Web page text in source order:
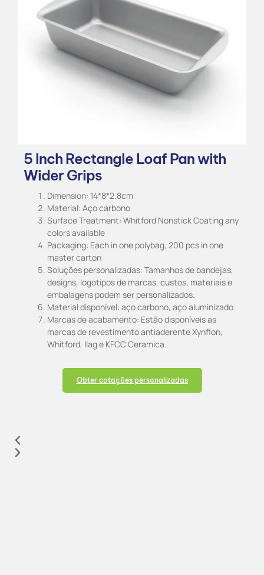
5 Inch Rectangle Loaf Pan with
Wider Grips
Dimension: 14*8*2.8cm
Material: Aço carbono
Surface Treatment: Whitford Nonstick Coating any
colors available
Packaging: Each in one polybag, 200 pcs in one
master carton
Soluções personalizadas: Tamanhos de bandejas,
designs, logotipos de marcas, custos, materiais e
embalagens podem ser personalizados.
Material disponível: aço carbono, aço aluminizado
Marcas de acabamento: Estão disponíveis as
marcas de revestimento antiaderente Xynflon,
Whitford, Ilag e KFCC Ceramica.
Obter cotações personalizadas